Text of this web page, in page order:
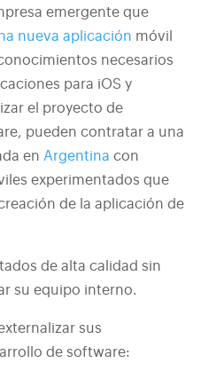
emergente que
nueva aplicación móvil
necesarios
para iOS y
el proyecto de
pueden contratar a una
en Argentina con
experimentados que
de la aplicación de
de alta calidad sin
su equipo interno.
sus
de software: